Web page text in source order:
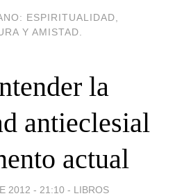
ESPIRITUALIDAD,
Y AMISTAD.
la
antieclesial
actual
2012 - 21:10 - LIBROS